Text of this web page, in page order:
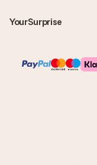
YourSurprise